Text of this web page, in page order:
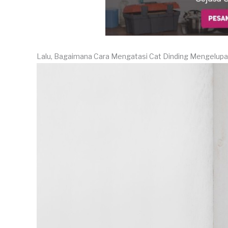
Lalu, Bagaimana Cara Mengatasi Cat Dinding